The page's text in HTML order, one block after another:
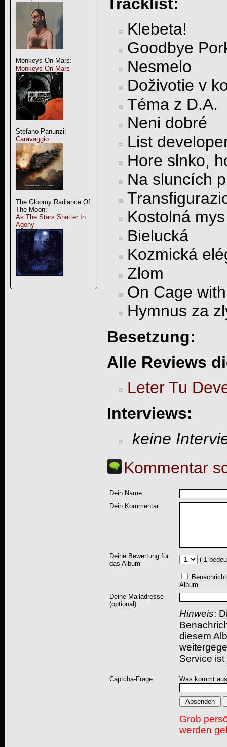
Monkeys On Mars:
Monkeys On Mars
Stefano Panunzi:
Caravaggio
The Gloomy Radiance Of
The Moon:
As The Stars Shatter In
Agony
Klebeta!
Goodbye
Nesmelo
Doživotie v
Téma z D.A.
Neni dobré
List
Hore slnko,
Na sluncích
Kostolná mys
Bielucká
Kozmická
Zlom
On Cage
Hymnus za
Besetzung:
Alle Reviews
Leter Tu
Interviews:
keine
Kommentar
Dein Name
Dein Kommentar
Deine Bewertung für
das Album
(-1
Album.
Deine Mailadresse
(optional)
Hinweis:
diesem
Service
Captcha-Frage Was kommt
Grob
werden